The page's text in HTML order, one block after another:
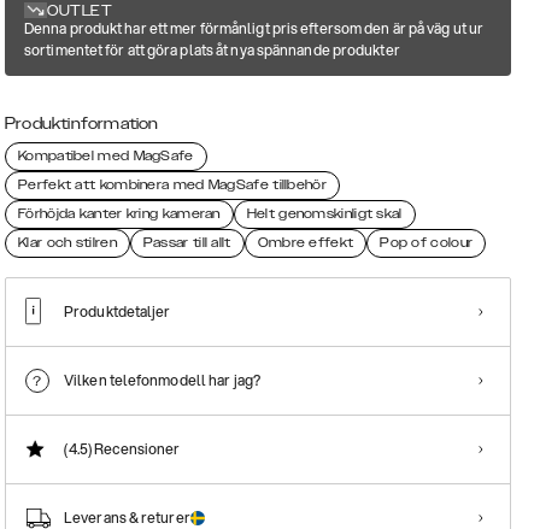
OUTLET
Denna produkt har ett mer förmånligt pris eftersom den är på väg ut ur
sortimentet för att göra plats åt nya spännande produkter
Produktinformation
Kompatibel med MagSafe
Perfekt att kombinera med MagSafe tillbehör
Förhöjda kanter kring kameran
Helt genomskinligt skal
Klar och stilren
Passar till allt Ombre effekt Pop of colour
Produktdetaljer
Vilken telefonmodell har jag?
(4.5)Recensioner
Leverans & returer